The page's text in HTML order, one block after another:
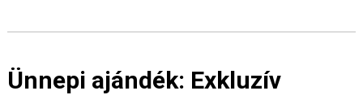
Ünnepi ajándék: Exkluzív